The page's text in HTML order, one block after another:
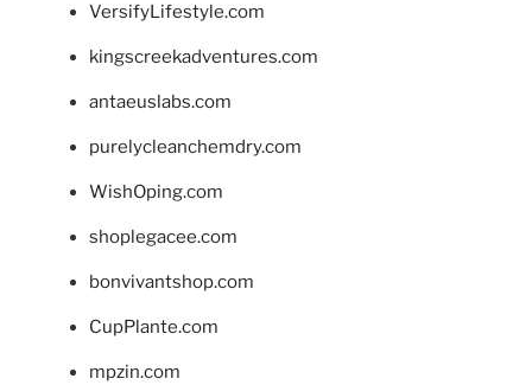
VersifyLifestyle.com
kingscreekadventures.com
antaeuslabs.com
purelycleanchemdry.com
WishOping.com
shoplegacee.com
bonvivantshop.com
CupPlante.com
mpzin.com